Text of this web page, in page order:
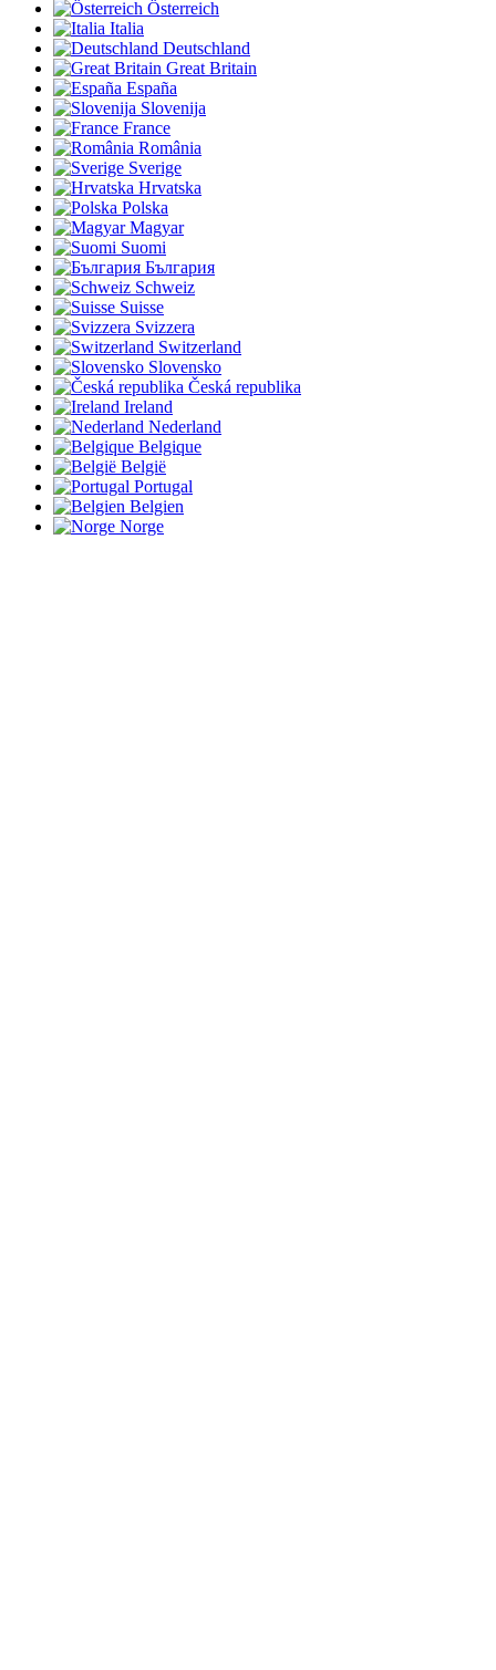
Österreich
Italia
Deutschland
Great Britain
España
Slovenija
France
România
Sverige
Hrvatska
Polska
Magyar
Suomi
България
Schweiz
Suisse
Svizzera
Switzerland
Slovensko
Česká republika
Ireland
Nederland
Belgique
België
Portugal
Belgien
Norge